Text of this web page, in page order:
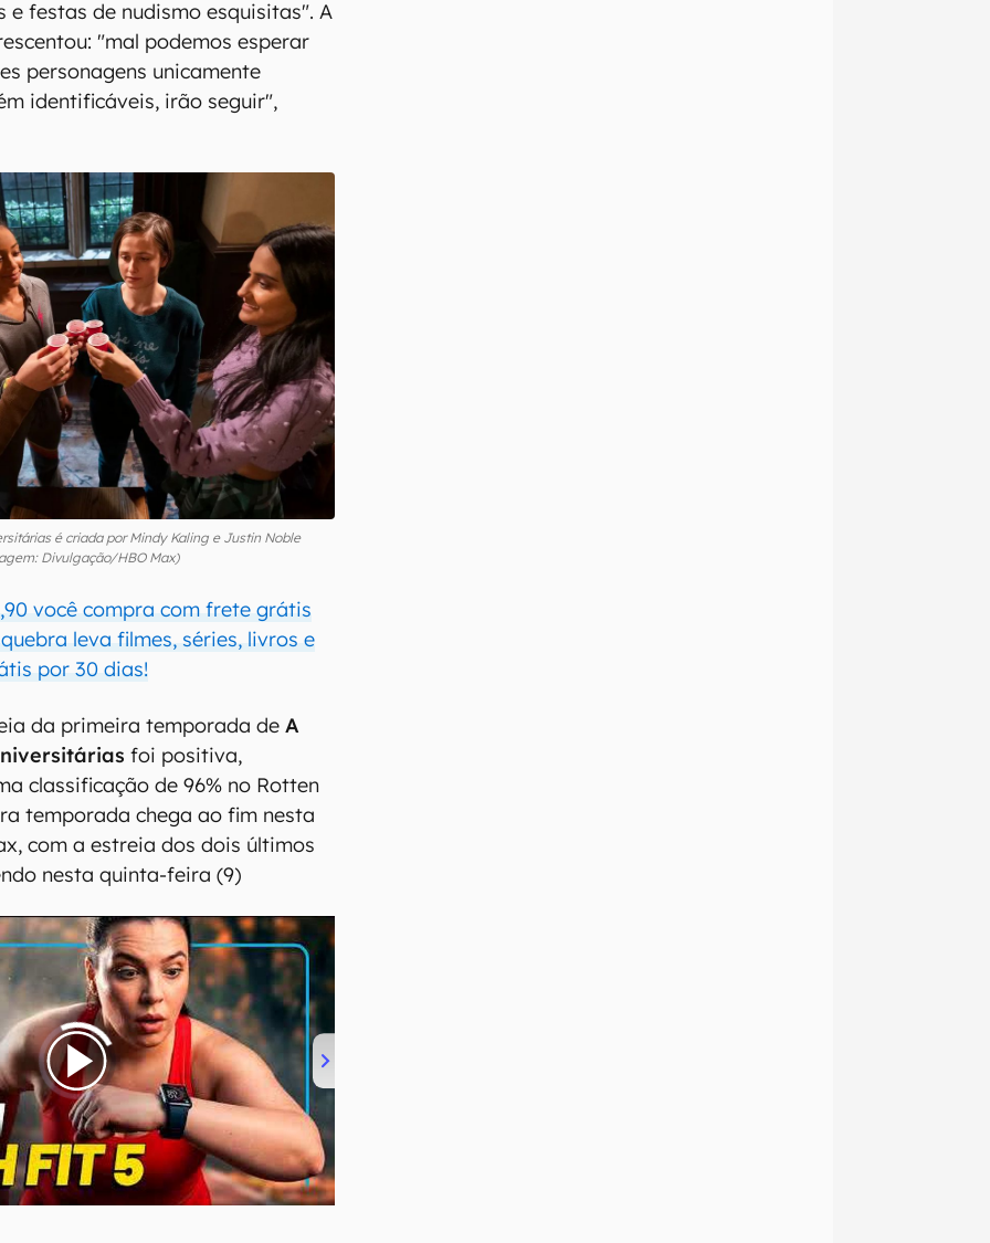
e festas de nudismo esquisitas". A
"mal podemos esperar
personagens unicamente
identificáveis, irão seguir",
é criada por Mindy Kaling e Justin Noble
Divulgação/HBO Max)
você compra com frete grátis
leva filmes, séries, livros e
por 30 dias!
da primeira temporada deA
foi positiva,
classificação de 96% no Rotten
temporada chega ao fim nesta
com a estreia dos dois últimos
nesta quinta-feira (9)